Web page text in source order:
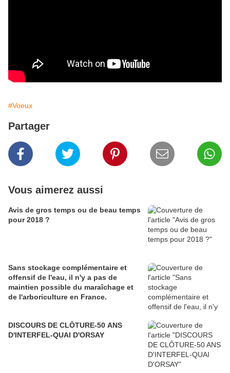
#Voeux
Partager
Vous aimerez aussi
Avis de gros temps ou de beau temps
pour 2018 ?
Sans stockage complémentaire et
offensif de l'eau, il n'y a pas de
maintien possible du maraîchage et
de l'arboriculture en France.
DISCOURS DE CLÔTURE-50 ANS
D'INTERFEL-QUAI D'ORSAY